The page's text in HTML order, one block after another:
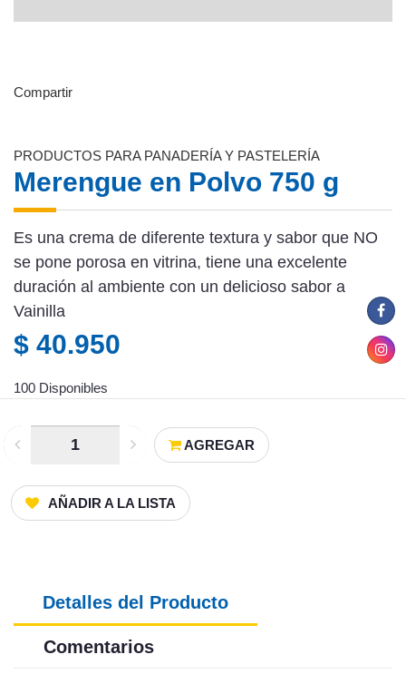
Compartir
PRODUCTOS PARA PANADERÍA Y PASTELERÍA
Merengue en Polvo 750 g
Es una crema de diferente textura y sabor que NO
se pone porosa en vitrina, tiene una excelente
duración al ambiente con un delicioso sabor a
Vainilla
$ 40.950
100 Disponibles
AGREGAR
AÑADIR A LA LISTA
Detalles del Producto
Comentarios